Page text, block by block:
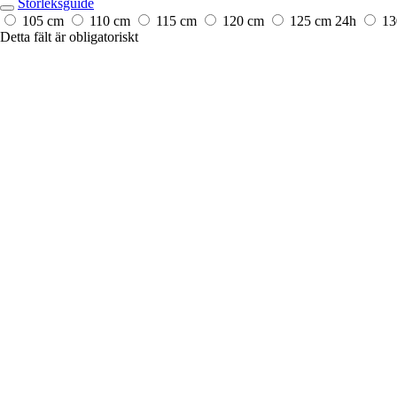
105 cm
110 cm 115 cm 120 cm 125 cm 24h
Detta fält är obligatoriskt